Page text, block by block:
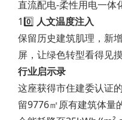
直流配电-柔性用电一体
10️⃣ 人文温度注入
保留历史建筑肌理，新
屏，让绿色转型看得见摸
行业启示录
这座获得市住建委认证
留9776㎡原有建筑体量